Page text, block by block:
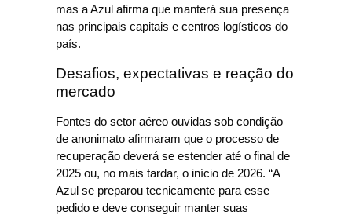
mas a Azul afirma que manterá sua presença
nas principais capitais e centros logísticos do
país.
Desafios, expectativas e reação do
mercado
Fontes do setor aéreo ouvidas sob condição
de anonimato afirmaram que o processo de
recuperação deverá se estender até o final de
2025 ou, no mais tardar, o início de 2026. “A
Azul se preparou tecnicamente para esse
pedido e deve conseguir manter suas